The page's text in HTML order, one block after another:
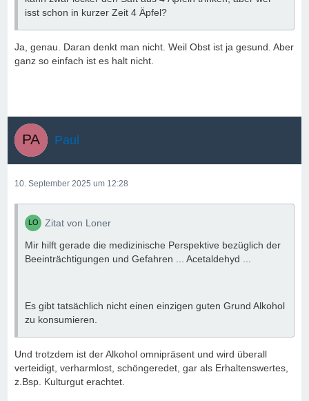
isst schon in kurzer Zeit 4 Äpfel?
Ja, genau. Daran denkt man nicht. Weil Obst ist ja gesund. Aber
ganz so einfach ist es halt nicht.
Paul
10. September 2025 um 12:28
Zitat von Loner
Mir hilft gerade die medizinische Perspektive bezüglich der
Beeinträchtigungen und Gefahren ... Acetaldehyd ...
Es gibt tatsächlich nicht einen einzigen guten Grund Alkohol
zu konsumieren.
Und trotzdem ist der Alkohol omnipräsent und wird überall
verteidigt, verharmlost, schöngeredet, gar als Erhaltenswertes,
z.Bsp. Kulturgut erachtet.